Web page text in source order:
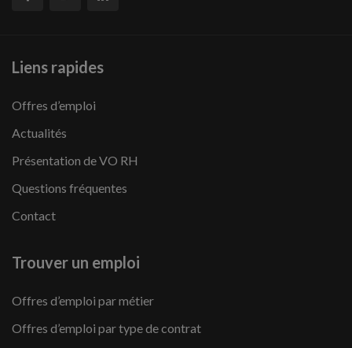
Liens rapides
Offres d’emploi
Actualités
Présentation de VO RH
Questions fréquentes
Contact
Trouver un emploi
Offres d’emploi par métier
Offres d’emploi par type de contrat